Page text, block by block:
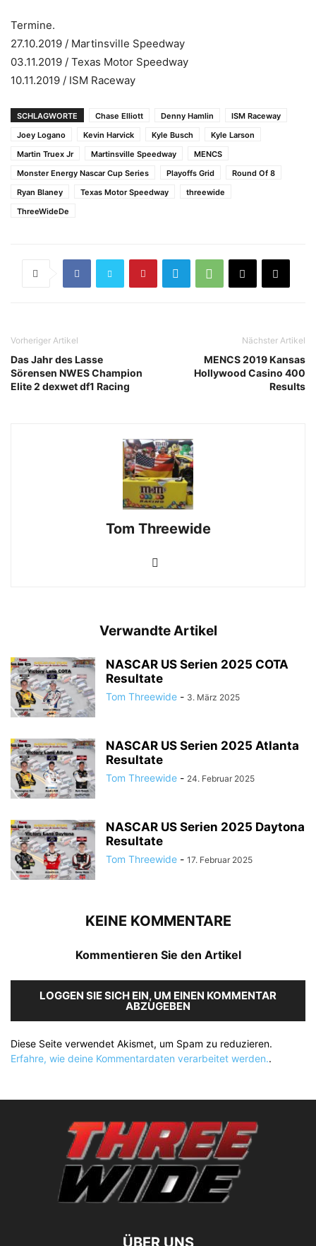
Termine.
27.10.2019 / Martinsville Speedway
03.11.2019 / Texas Motor Speedway
10.11.2019 / ISM Raceway
SCHLAGWORTE Chase Elliott Denny Hamlin
ISM Raceway
Joey Logano
Kevin Harvick Kyle Busch
Kyle Larson
Martin Truex Jr
Martinsville Speedway
MENCS
Monster Energy Nascar Cup Series
Playoffs Grid
Round Of 8
Ryan Blaney
Texas Motor Speedway
threewide
ThreeWideDe
Vorheriger Artikel
Das Jahr des Lasse
Sörensen NWES Champion
Elite 2 dexwet df1 Racing
Nächster Artikel
MENCS 2019 Kansas
Hollywood Casino 400
Results
Tom Threewide
Verwandte Artikel
NASCAR US Serien 2025 COTA
Resultate
Tom Threewide - 3. März 2025
NASCAR US Serien 2025 Atlanta
Resultate
Tom Threewide - 24. Februar 2025
NASCAR US Serien 2025 Daytona
Resultate
Tom Threewide - 17. Februar 2025
KEINE KOMMENTARE
Kommentieren Sie den Artikel
LOGGEN SIE SICH EIN, UM EINEN KOMMENTAR
ABZUGEBEN
Diese Seite verwendet Akismet, um Spam zu reduzieren.
Erfahre, wie deine Kommentardaten verarbeitet werden..
ÜBER UNS